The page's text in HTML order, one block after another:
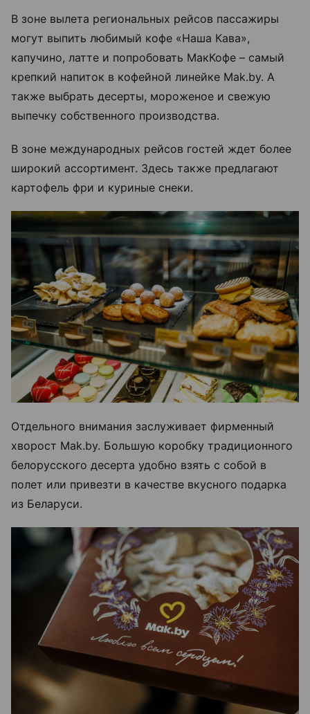
В зоне вылета региональных рейсов пассажиры
могут выпить любимый кофе «Наша Кава»,
капучино, латте и попробовать МакКофе – самый
крепкий напиток в кофейной линейке Mak.by. А
также выбрать десерты, мороженое и свежую
выпечку собственного производства.
В зоне международных рейсов гостей ждет более
широкий ассортимент. Здесь также предлагают
картофель фри и куриные снеки.
Отдельного внимания заслуживает фирменный
хворост Mak.by. Большую коробку традиционного
белорусского десерта удобно взять с собой в
полет или привезти в качестве вкусного подарка
из Беларуси.